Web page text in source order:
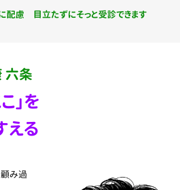
配慮 目立たずにそっと受診できます
六条
」を
える
顧み過